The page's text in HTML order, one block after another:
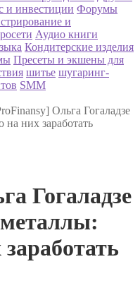
и инвестиции Форумы
и
Аудио книги
Кондитерские изделия
Пресеты и экшены для
шитье шугаринг-
SMM
Ольга Гогаладзе
них заработать
Гогаладзе